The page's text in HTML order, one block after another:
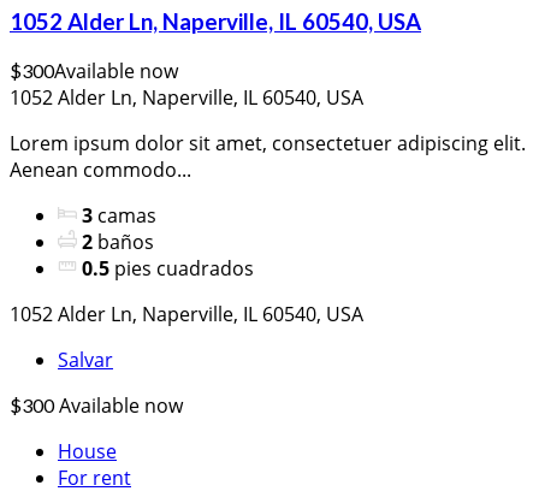
1052 Alder Ln, Naperville, IL 60540, USA
$300Available now
1052 Alder Ln, Naperville, IL 60540, USA
Lorem ipsum dolor sit amet, consectetuer adipiscing elit.
Aenean commodo...
3 camas
2 baños
0.5 pies cuadrados
1052 Alder Ln, Naperville, IL 60540, USA
Salvar
$300 Available now
House
For rent